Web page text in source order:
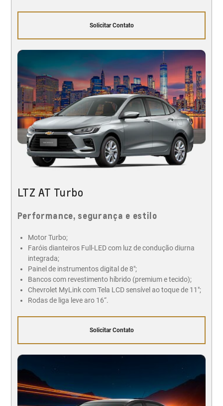
Solicitar Contato
LTZ AT Turbo
Performance, segurança e estilo
Motor Turbo;
Faróis dianteiros Full-LED com luz de condução diurna
integrada;
Painel de instrumentos digital de 8";
Bancos com revestimento híbrido (premium e tecido);
Chevrolet MyLink com Tela LCD sensível ao toque de 11";
Rodas de liga leve aro 16“.
Solicitar Contato